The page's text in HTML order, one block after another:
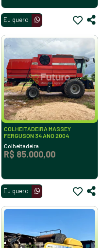
Eu quero
COLHEITADEIRA MASSEY
FERGUSON 34 ANO 2004
Colheitadeira
R$ 85.000,00
Eu quero